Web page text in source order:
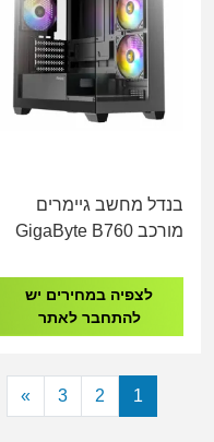
בנדל מחשב גיימרים
מורכב GigaByte B760
DDR5 1TB NVME RTX
5060TI
לצפיה במחירים יש
להתחבר לאתר
1
2
3
»